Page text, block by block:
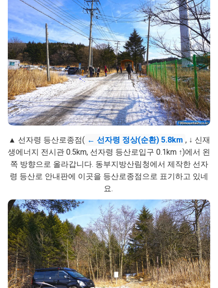
▲ 선자령 등산로종점( ← 선자령 정상(순환) 5.8km , ↓ 신재
생에너지 전시관 0.5km, 선자령 등산로입구 0.1km ↑)에서 왼
쪽 방향으로 올라갑니다. 동부지방산림청에서 제작한 선자
령 등산로 안내판에 이곳을 등산로종점으로 표기하고 있네
요.